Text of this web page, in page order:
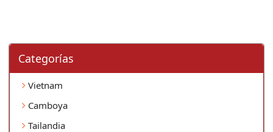
Categorí­as
Vietnam
Camboya
Tailandia